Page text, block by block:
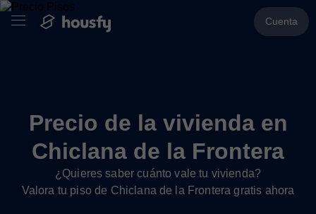
Cuenta
Precio de la vivienda en
Chiclana de la Frontera
¿Quieres saber cuánto vale tu vivienda?
Valora tu piso de Chiclana de la Frontera gratis ahora